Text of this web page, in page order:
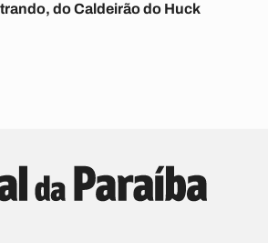
do Caldeirão do Huck